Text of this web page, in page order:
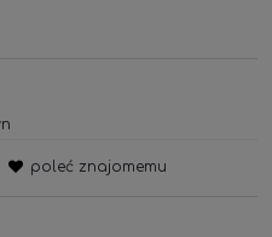
poleć znajomemu